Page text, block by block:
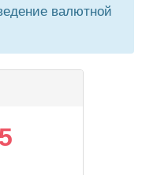
валютной